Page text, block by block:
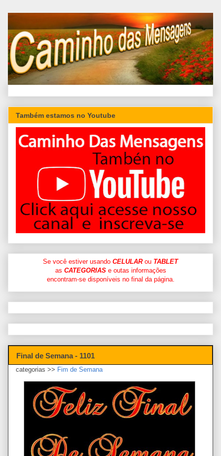
Também estamos no Youtube
Se você estiver usando CELULARou TABLET
as CATEGORIASe outas informações
encontram-se disponíveis no final da página.
Final de Semana - 1101
categorias >> Fim de Semana